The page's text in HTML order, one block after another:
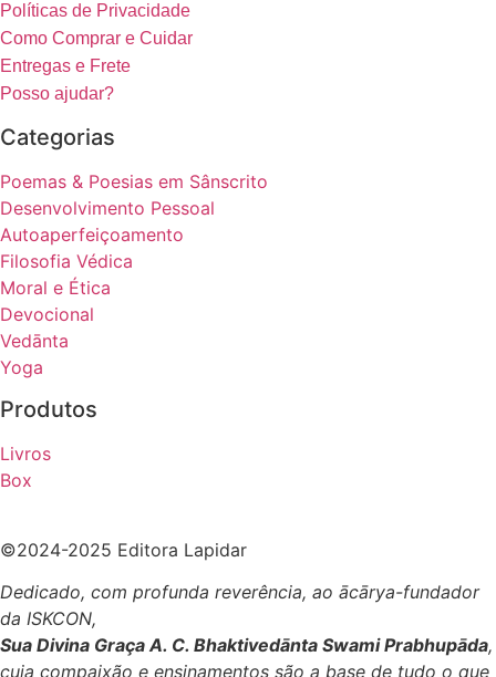
Políticas de Privacidade
Como Comprar e Cuidar
Entregas e Frete
Posso ajudar?
Categorias
Poemas & Poesias em Sânscrito
Desenvolvimento Pessoal
Autoaperfeiçoamento
Filosofia Védica
Moral e Ética
Devocional
Vedānta
Yoga
Produtos
Livros
Box
©2024-2025 Editora Lapidar
Dedicado, com profunda reverência, ao ācārya-fundador
da ISKCON,
Sua Divina Graça A. C. Bhaktivedānta Swami Prabhupāda,
cuja compaixão e ensinamentos são a base de tudo o que